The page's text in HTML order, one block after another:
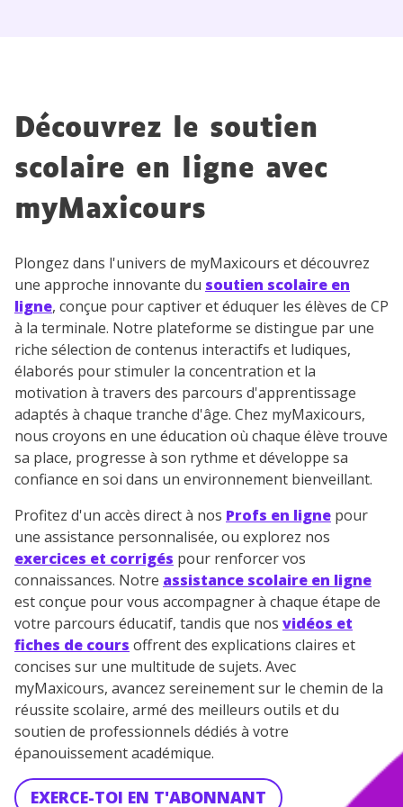
Découvrez le soutien
scolaire en ligne avec
myMaxicours
Plongez dans l'univers de myMaxicours et découvrez
une approche innovante du soutien scolaire en
ligne, conçue pour captiver et éduquer les élèves de CP
à la terminale. Notre plateforme se distingue par une
riche sélection de contenus interactifs et ludiques,
élaborés pour stimuler la concentration et la
motivation à travers des parcours d'apprentissage
adaptés à chaque tranche d'âge. Chez myMaxicours,
nous croyons en une éducation où chaque élève trouve
sa place, progresse à son rythme et développe sa
confiance en soi dans un environnement bienveillant.
Profitez d'un accès direct à nos Profs en ligne pour
une assistance personnalisée, ou explorez nos
exercices et corrigés pour renforcer vos
connaissances. Notre assistance scolaire en ligne
est conçue pour vous accompagner à chaque étape de
votre parcours éducatif, tandis que nos vidéos et
fiches de cours offrent des explications claires et
concises sur une multitude de sujets. Avec
myMaxicours, avancez sereinement sur le chemin de la
réussite scolaire, armé des meilleurs outils et du
soutien de professionnels dédiés à votre
épanouissement académique.
EXERCE-TOI EN T'ABONNANT